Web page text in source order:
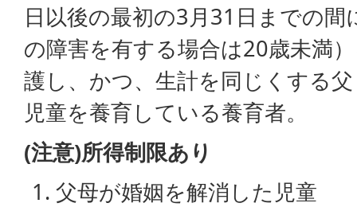
日以後の最初の3月31日までの
の障害を有する場合は20歳未満
護し、かつ、生計を同じくする
児童を養育している養育者。
(注意)所得制限あり
父母が婚姻を解消した児童